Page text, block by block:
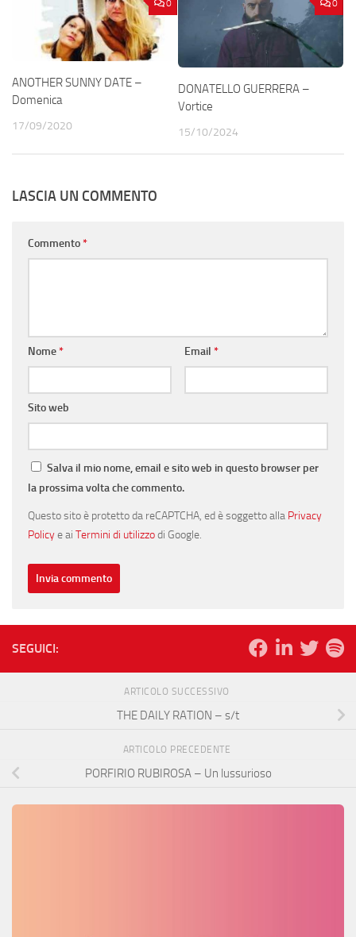
0
ANOTHER SUNNY DATE –
Domenica
17/09/2020
0
DONATELLO GUERRERA –
Vortice
15/10/2024
LASCIA UN COMMENTO
Commento*
Nome* Email *
Sito web
Salva il mio nome, email e sito web in questo browser per
la prossima volta che commento.
Questo sito è protetto da reCAPTCHA, ed è soggetto alla Privacy
Policye ai Termini di utilizzodi Google.
SEGUICI:
ARTICOLO SUCCESSIVO
THE DAILY RATION – s/t
ARTICOLO PRECEDENTE
PORFIRIO RUBIROSA – Un lussurioso